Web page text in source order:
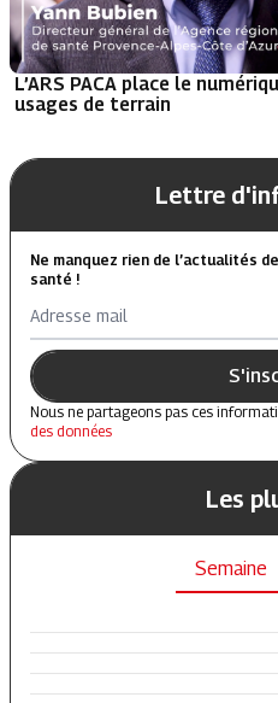
L’ARS PACA place le
usages de terrain
Lettre
Ne manquez rien de l’actualités
santé !
Adresse mail
Nous ne partageons pas ces
des données
Les
Semaine